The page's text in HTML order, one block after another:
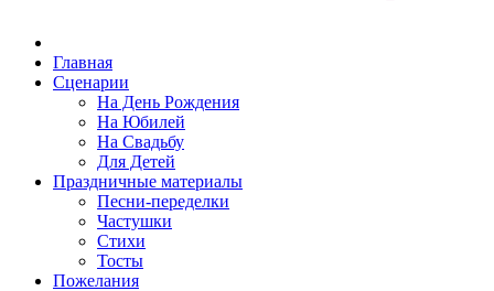
Главная
Сценарии
На День Рождения
На Юбилей
На Свадьбу
Для Детей
Праздничные материалы
Песни-переделки
Частушки
Стихи
Тосты
Пожелания